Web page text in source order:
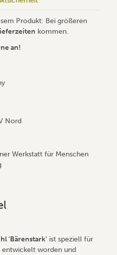
Produkt: Bei größeren
kommen.
an!
Nord
Werkstatt für Menschen
'Bärenstark' ist speziell für
entwickelt worden und